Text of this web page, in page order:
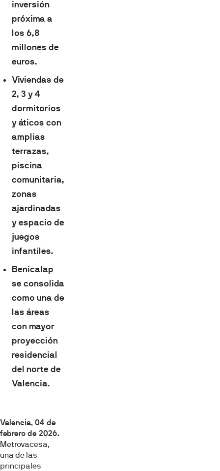
inversión
próxima a
los 6,8
millones de
euros.
Viviendas de
2, 3 y 4
dormitorios
y áticos con
amplias
terrazas,
piscina
comunitaria,
zonas
ajardinadas
y espacio de
juegos
infantiles.
Benicalap
se consolida
como una de
las áreas
con mayor
proyección
residencial
del norte de
Valencia.
Valencia, 04 de
febrero de 2026.
Metrovacesa,
una de las
principales